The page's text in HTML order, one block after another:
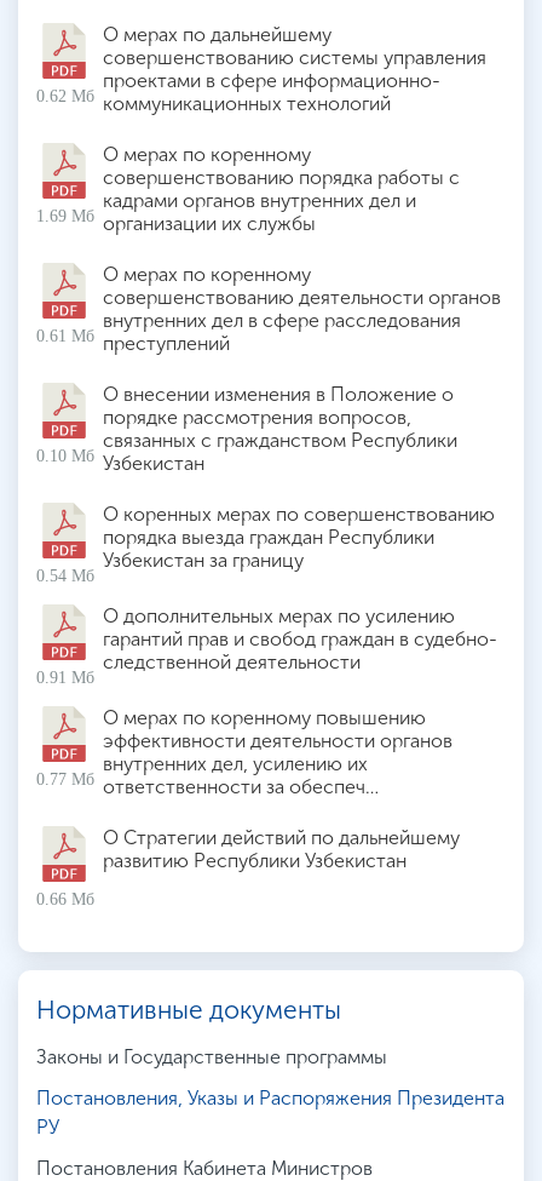
0.62 Мб
О мерах по дальнейшему
совершенствованию системы управления
проектами в сфере информационно-
коммуникационных технологий
1.69 Мб
О мерах по коренному
совершенствованию порядка работы с
кадрами органов внутренних дел и
организации их службы
0.61 Мб
О мерах по коренному
совершенствованию деятельности органов
внутренних дел в сфере расследования
преступлений
0.10 Мб
О внесении изменения в Положение о
порядке рассмотрения вопросов,
связанных с гражданством Республики
Узбекистан
0.54 Мб
О коренных мерах по совершенствованию
порядка выезда граждан Республики
Узбекистан за границу
0.91 Мб
О дополнительных мерах по усилению
гарантий прав и свобод граждан в судебно-
следственной деятельности
0.77 Мб
О мерах по коренному повышению
эффективности деятельности органов
внутренних дел, усилению их
ответственности за обеспеч…
0.66 Мб
О Стратегии действий по дальнейшему
развитию Республики Узбекистан
Нормативные документы
Законы и Государственные программы
Постановления, Указы и Распоряжения Президента
РУ
Постановления Кабинета Министров